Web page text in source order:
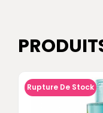
Rupture De Stock